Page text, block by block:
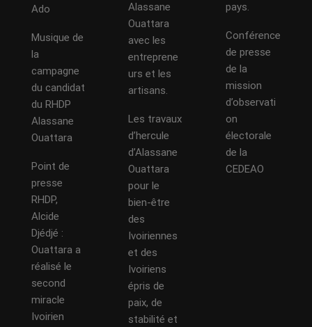
Ado
Musique de
la
campagne
du candidat
du RHDP
Alassane
Ouattara
Point de
presse
RHDP,
Alcide
Djédjé :
Ouattara a
réalisé le
second
miracle
Ivoirien
Alassane
Ouattara
avec les
entreprene
urs et les
artisans.
Les travaux
d’hercule
d’Alassane
Ouattara
pour le
bien-être
des
Ivoiriennes
et des
Ivoiriens
épris de
paix, de
stabilité et
pays.
Conférence
de presse
de la
mission
d’observati
on
électorale
de la
CEDEAO